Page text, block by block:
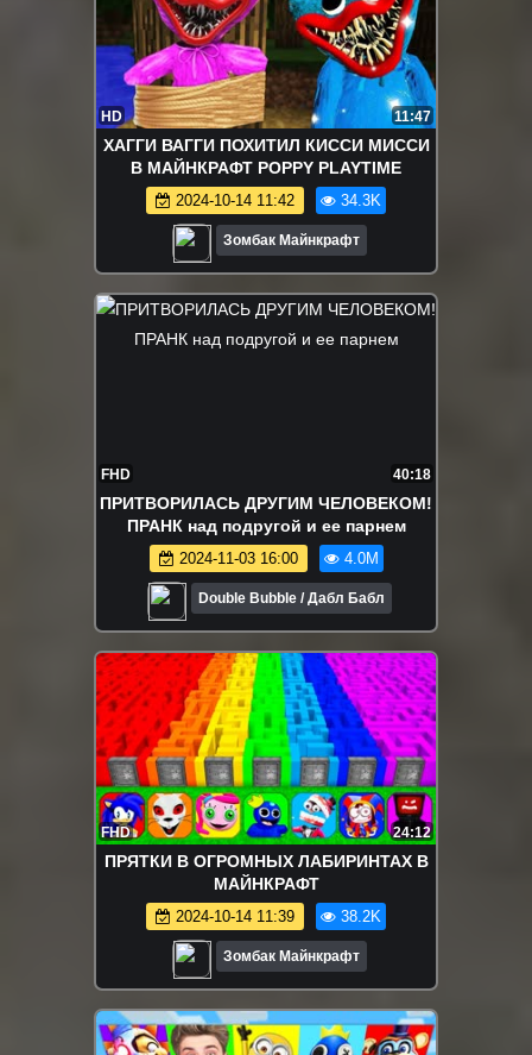
HD 11:47
ХАГГИ ВАГГИ ПОХИТИЛ КИССИ МИССИ
В МАЙНКРАФТ POPPY PLAYTIME
2024-10-14 11:42 34.3K
Зомбак Майнкрафт
FHD 40:18
ПРИТВОРИЛАСЬ ДРУГИМ ЧЕЛОВЕКОМ!
ПРАНК над подругой и ее парнем
2024-11-03 16:00 4.0M
Double Bubble / Дабл Бабл
FHD 24:12
ПРЯТКИ В ОГРОМНЫХ ЛАБИРИНТАХ В
МАЙНКРАФТ
2024-10-14 11:39 38.2K
Зомбак Майнкрафт